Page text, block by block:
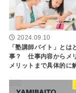
2024.09.10
「塾講師バイト」とは
事？ 仕事内容からメ
メリットまで具体的に